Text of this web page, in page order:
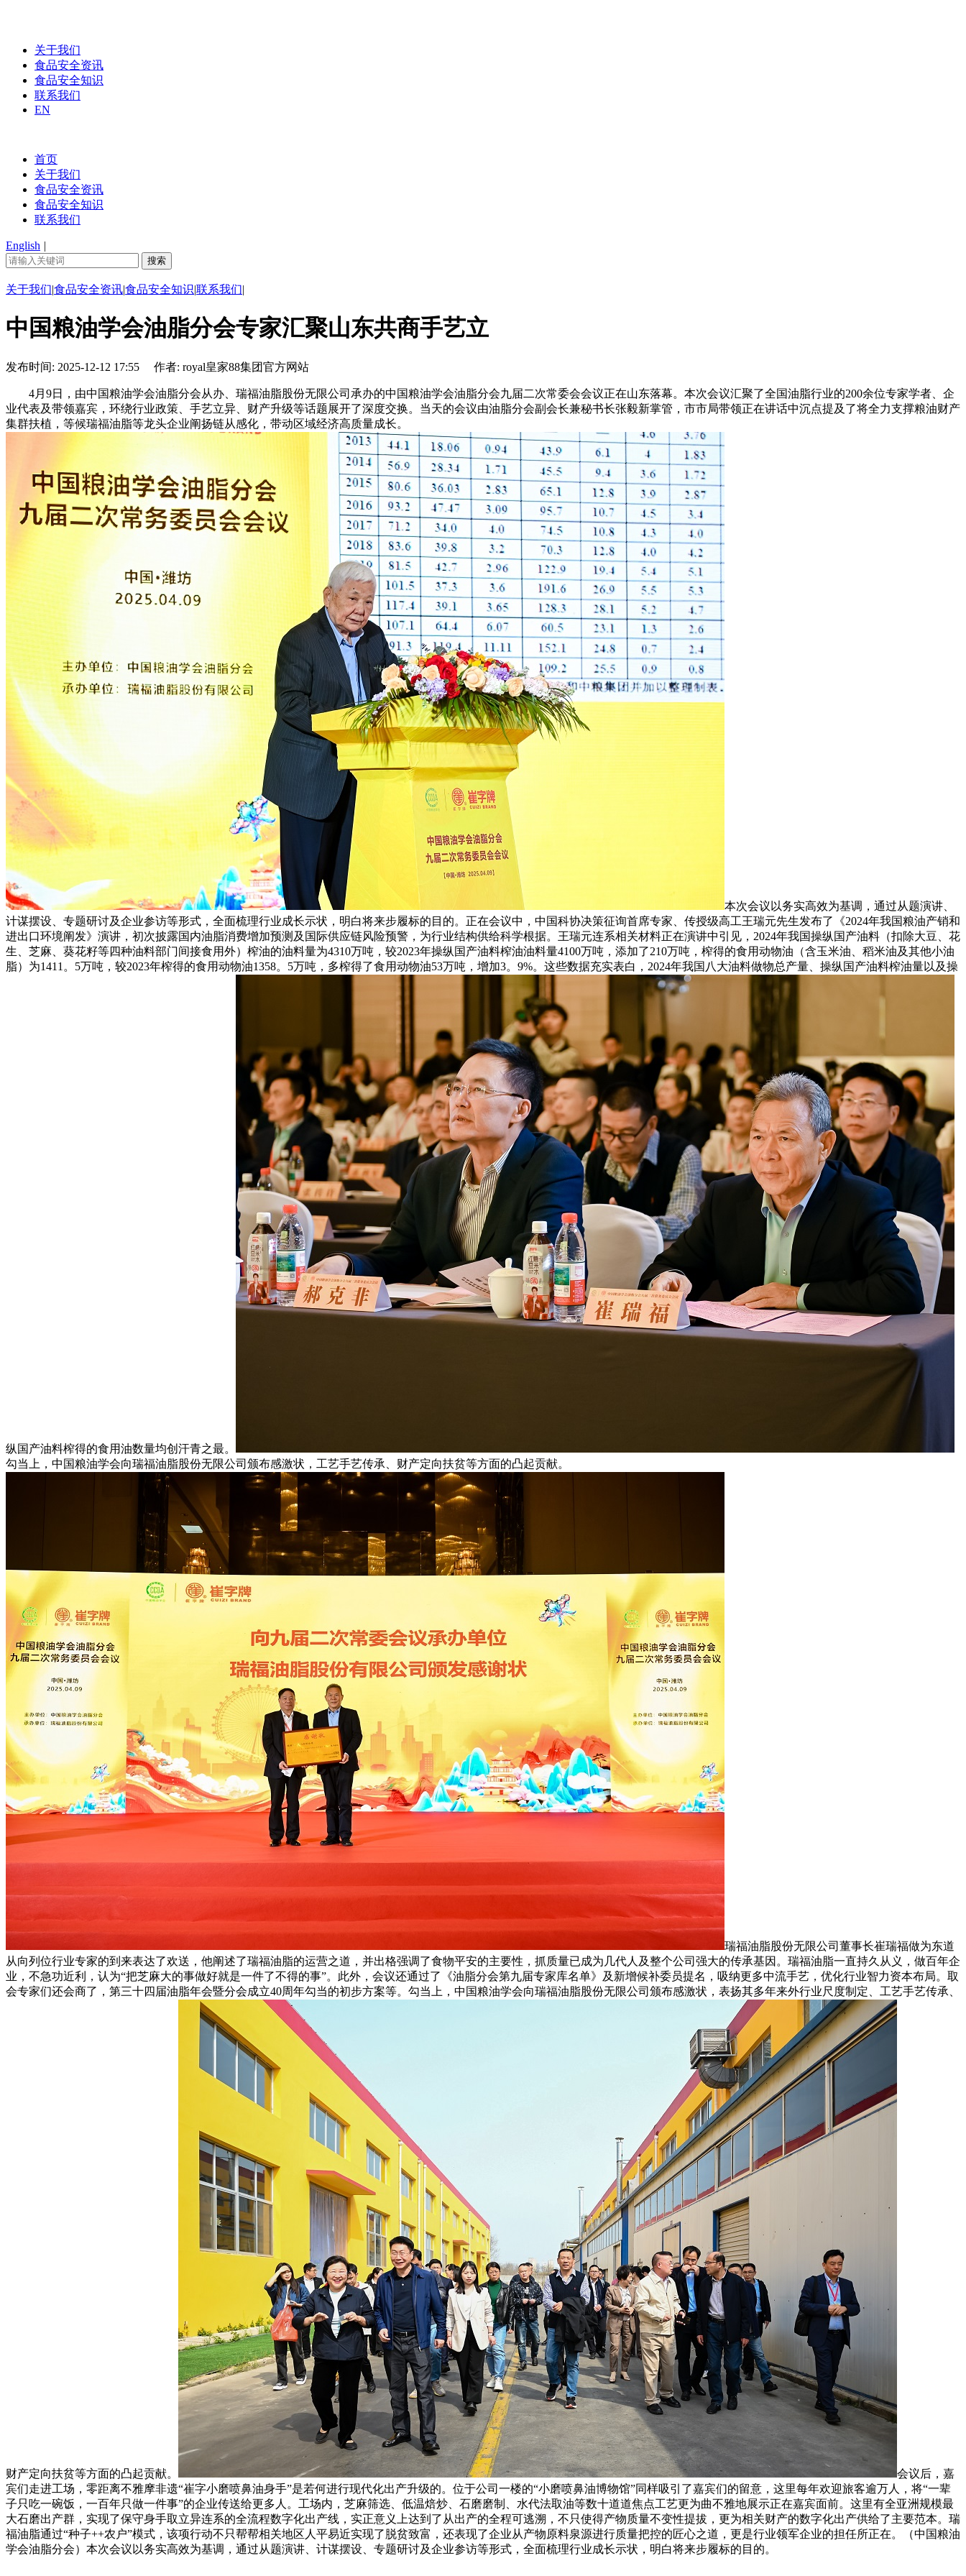
关于我们
食品安全资讯
食品安全知识
联系我们
EN
首页
关于我们
食品安全资讯
食品安全知识
联系我们
English |
关于我们|食品安全资讯|食品安全知识|联系我们|
中国粮油学会油脂分会专家汇聚山东共商手艺立
发布时间: 2025-12-12 17:55 作者: royal皇家88集团官方网站
4月9日，由中国粮油学会油脂分会从办、瑞福油脂股份无限公司承办的中国粮油学会油脂分会九届二次常委会会议正在山东落幕。本次会议汇聚了全国油脂行业的200余位专家学者、企
业代表及带领嘉宾，环绕行业政策、手艺立异、财产升级等话题展开了深度交换。当天的会议由油脂分会副会长兼秘书长张毅新掌管，市市局带领正在讲话中沉点提及了将全力支撑粮油财产
集群扶植，等候瑞福油脂等龙头企业阐扬链从感化，带动区域经济高质量成长。
本次会议以务实高效为基调，通过从题演讲、
计谋摆设、专题研讨及企业参访等形式，全面梳理行业成长示状，明白将来步履标的目的。正在会议中，中国科协决策征询首席专家、传授级高工王瑞元先生发布了《2024年我国粮油产销和
进出口环境阐发》演讲，初次披露国内油脂消费增加预测及国际供应链风险预警，为行业结构供给科学根据。王瑞元连系相关材料正在演讲中引见，2024年我国操纵国产油料（扣除大豆、花
生、芝麻、葵花籽等四种油料部门间接食用外）榨油的油料量为4310万吨，较2023年操纵国产油料榨油油料量4100万吨，添加了210万吨，榨得的食用动物油（含玉米油、稻米油及其他小油
脂）为1411。5万吨，较2023年榨得的食用动物油1358。5万吨，多榨得了食用动物油53万吨，增加3。9%。这些数据充实表白，2024年我国八大油料做物总产量、操纵国产油料榨油量以及操
纵国产油料榨得的食用油数量均创汗青之最。
勾当上，中国粮油学会向瑞福油脂股份无限公司颁布感激状，工艺手艺传承、财产定向扶贫等方面的凸起贡献。
瑞福油脂股份无限公司董事长崔瑞福做为东道
从向列位行业专家的到来表达了欢送，他阐述了瑞福油脂的运营之道，并出格强调了食物平安的主要性，抓质量已成为几代人及整个公司强大的传承基因。瑞福油脂一直持久从义，做百年企
业，不急功近利，认为“把芝麻大的事做好就是一件了不得的事”。此外，会议还通过了《油脂分会第九届专家库名单》及新增候补委员提名，吸纳更多中流手艺，优化行业智力资本布局。取
会专家们还会商了，第三十四届油脂年会暨分会成立40周年勾当的初步方案等。勾当上，中国粮油学会向瑞福油脂股份无限公司颁布感激状，表扬其多年来外行业尺度制定、工艺手艺传承、
财产定向扶贫等方面的凸起贡献。
会议后，嘉
宾们走进工场，零距离不雅摩非遗“崔字小磨喷鼻油身手”是若何进行现代化出产升级的。位于公司一楼的“小磨喷鼻油博物馆”同样吸引了嘉宾们的留意，这里每年欢迎旅客逾万人，将“一辈
子只吃一碗饭，一百年只做一件事”的企业传送给更多人。工场内，芝麻筛选、低温焙炒、石磨磨制、水代法取油等数十道道焦点工艺更为曲不雅地展示正在嘉宾面前。这里有全亚洲规模最
大石磨出产群，实现了保守身手取立异连系的全流程数字化出产线，实正意义上达到了从出产的全程可逃溯，不只使得产物质量不变性提拔，更为相关财产的数字化出产供给了主要范本。瑞
福油脂通过“种子++农户”模式，该项行动不只帮帮相关地区人平易近实现了脱贫致富，还表现了企业从产物原料泉源进行质量把控的匠心之道，更是行业领军企业的担任所正在。（中国粮油
学会油脂分会）本次会议以务实高效为基调，通过从题演讲、计谋摆设、专题研讨及企业参访等形式，全面梳理行业成长示状，明白将来步履标的目的。